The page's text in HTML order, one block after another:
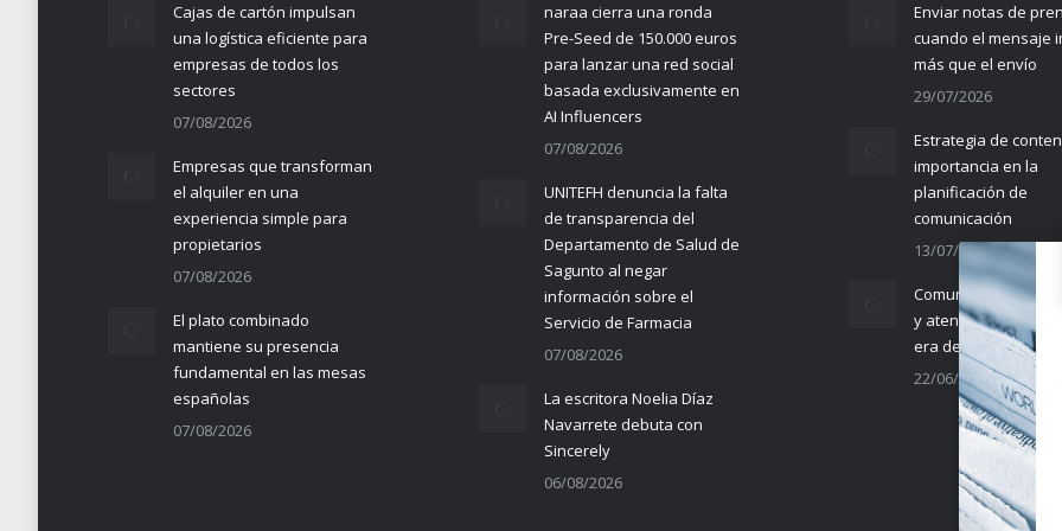
Cajas de cartón impulsan
una logística eficiente para
empresas de todos los
sectores
07/08/2026
Empresas que transforman
el alquiler en una
experiencia simple para
propietarios
07/08/2026
El plato combinado
mantiene su presencia
fundamental en las mesas
españolas
07/08/2026
naraa cierra una ronda
Pre-Seed de 150.000 euros
para lanzar una red social
basada exclusivamente en
AI Influencers
07/08/2026
UNITEFH denuncia la falta
de transparencia del
Departamento de Salud de
Sagunto al negar
información sobre el
Servicio de Farmacia
07/08/2026
La escritora Noelia Díaz
Navarrete debuta con
Sincerely
06/08/2026
Enviar notas de
cuando el mensaje
más que el envío
29/07/2026
Estrategia de
importancia en la
planificación de
comunicación
13/07/2026
Comunicación
y atención al cliente
era de la IA
22/06/2026